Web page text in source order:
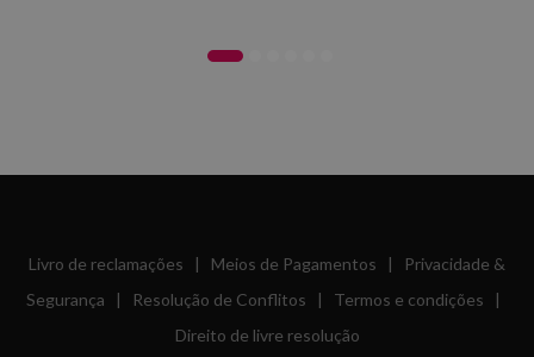
Livro de reclamações | Meios de Pagamentos |
Privacidade &
Segurança | Resolução de Conflitos | Termos e condições |
Direito de livre resolução